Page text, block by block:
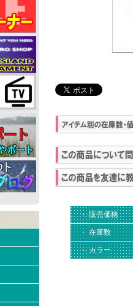
・ 販売価格
・ 在庫数
・ カラー